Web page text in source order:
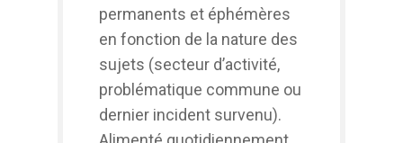
permanents et éphémères
en fonction de la nature des
sujets (secteur d’activité,
problématique commune ou
dernier incident survenu).